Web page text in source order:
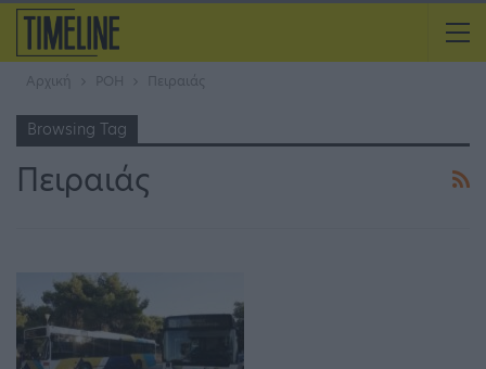
Αρχική ΡΟΗ Πειραιάς
Browsing Tag
Πειραιάς